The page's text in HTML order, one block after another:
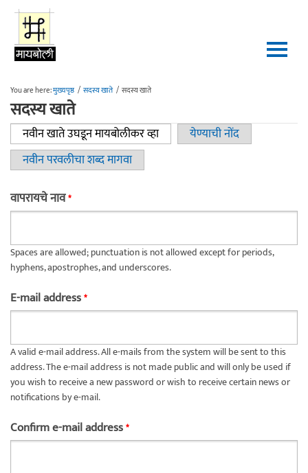
Skip to main content
You are here:मुख्यपृष्ठ / सदस्य खाते / सदस्य खाते
सदस्य खाते
Primary tabs
नवीन खाते उघडून मायबोलीकर व्हा(active tab)येण्याची नोंद
नवीन परवलीचा शब्द मागवा
वापरायचे नाव*
Spaces are allowed; punctuation is not allowed except for periods,
hyphens, apostrophes, and underscores.
E-mail address*
A valid e-mail address. All e-mails from the system will be sent to this
address. The e-mail address is not made public and will only be used if
you wish to receive a new password or wish to receive certain news or
notifications by e-mail.
Confirm e-mail address*